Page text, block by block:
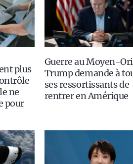
plus
ne
pour
Guerre au Moyen-
Trump demande à
ses ressortissants de
rentrer en Amérique